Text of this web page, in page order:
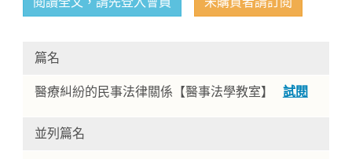
篇名
醫療糾紛的民事法律關係【醫事法學教室】 試閱
並列篇名